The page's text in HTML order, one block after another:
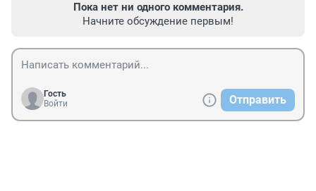
Пока нет ни одного комментария.
Начните обсуждение первым!
Гость
Войти
Отправить